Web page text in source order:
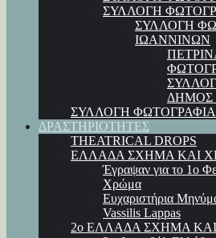
ΣΥΛΛΟΓΗ
ΣΥΛΛΟΓΗ
ΙΩΑΝΝΙΝΩΝ
ΔΗΜΟΣ
ΣΥΛΛΟΓΗ
ΔΡΑΣΤΗΡΙΟΤΗΤΕΣ
THEATRICAL DROPS
ΕΛΛΑΔΑ ΣΧΗΜΑ ΚΑΙ
Έγραψαν για το 1ο
Χρώμα
Ευχαριστήρια
Vassilis Lappas
2ο ΕΛΛΑΔΑ ΣΧΗΜΑ